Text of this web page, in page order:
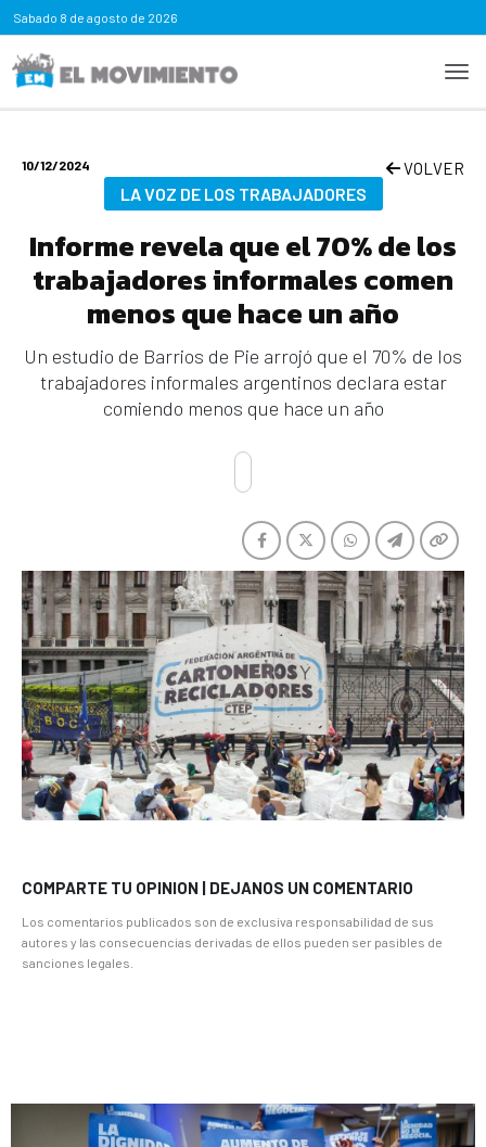
Sabado 8 de agosto de 2026
10/12/2024 VOLVER
LA VOZ DE LOS TRABAJADORES
Informe revela que el 70% de los
trabajadores informales comen
menos que hace un año
Un estudio de Barrios de Pie arrojó que el 70% de los
trabajadores informales argentinos declara estar
comiendo menos que hace un año
COMPARTE TU OPINION | DEJANOS UN COMENTARIO
Los comentarios publicados son de exclusiva responsabilidad de sus
autores y las consecuencias derivadas de ellos pueden ser pasibles de
sanciones legales.